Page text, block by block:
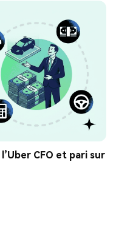
CFO et pari sur